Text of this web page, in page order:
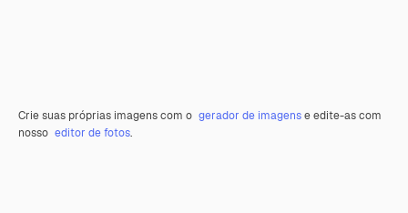
Crie suas próprias imagens com o gerador de imagense edite-as com
nosso editor de fotos.